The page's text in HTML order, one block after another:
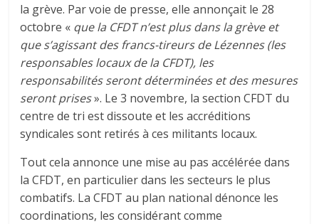
la grève. Par voie de presse, elle annonçait le 28
octobre « que la CFDT n’est plus dans la grève et
que s’agissant des francs-tireurs de Lézennes (les
responsables locaux de la CFDT), les
responsabilités seront déterminées et des mesures
seront prises». Le 3 novembre, la section CFDT du
centre de tri est dissoute et les accréditions
syndicales sont retirés à ces militants locaux.
Tout cela annonce une mise au pas accélérée dans
la CFDT, en particulier dans les secteurs le plus
combatifs. La CFDT au plan national dénonce les
coordinations, les considérant comme